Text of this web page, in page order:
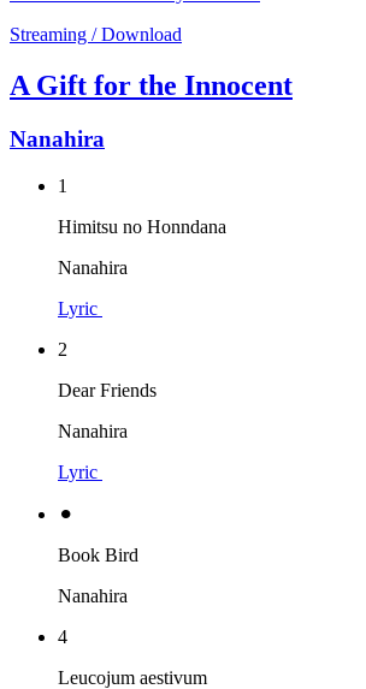
Streaming / Download
A Gift for the Innocent
Nanahira
1
Himitsu no Honndana
Nanahira
Lyric
2
Dear Friends
Nanahira
Lyric
⚫︎
Book Bird
Nanahira
4
Leucojum aestivum